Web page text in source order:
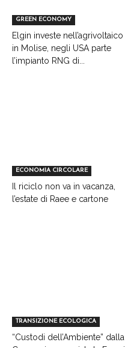
GREEN ECONOMY
Elgin investe nell’agrivoltaico
in Molise, negli USA parte
l’impianto RNG di...
ECONOMIA CIRCOLARE
Il riciclo non va in vacanza,
l’estate di Raee e cartone
TRANSIZIONE ECOLOGICA
“Custodi dell’Ambiente” dalla